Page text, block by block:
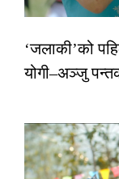
‘जलाकी’को
योगी–अञ्जु